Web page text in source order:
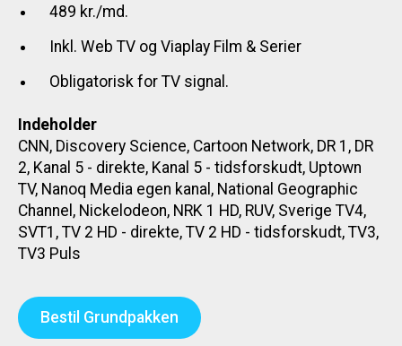
489 kr./md.
Inkl. Web TV og Viaplay Film & Serier
Obligatorisk for TV signal.
Indeholder
CNN, Discovery Science, Cartoon Network, DR 1, DR
2, Kanal 5 - direkte, Kanal 5 - tidsforskudt, Uptown
TV, Nanoq Media egen kanal, National Geographic
Channel, Nickelodeon, NRK 1 HD, RUV, Sverige TV4,
SVT1, TV 2 HD - direkte, TV 2 HD - tidsforskudt, TV3,
TV3 Puls
Bestil Grundpakken